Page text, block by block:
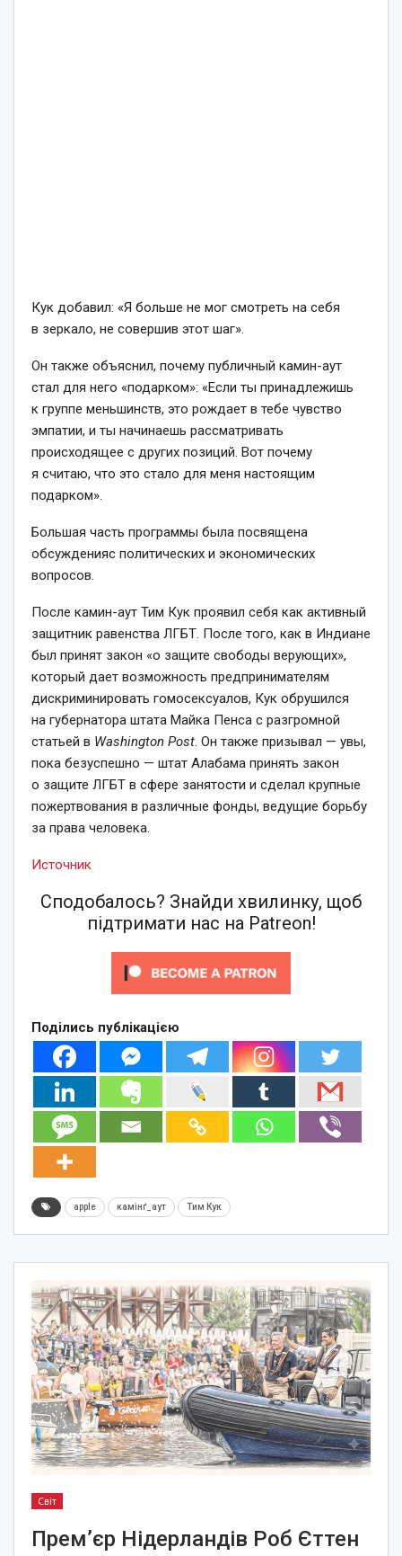
Кук добавил: «Я больше не мог смотреть на себя
в зеркало, не совершив этот шаг».
Он также объяснил, почему публичный камин-аут
стал для него «подарком»: «Если ты принадлежишь
к группе меньшинств, это рождает в тебе чувство
эмпатии, и ты начинаешь рассматривать
происходящее с других позиций. Вот почему
я считаю, что это стало для меня настоящим
подарком».
Большая часть программы была посвящена
обсужденияс политических и экономических
вопросов.
После камин-аут Тим Кук проявил себя как активный
защитник равенства ЛГБТ. После того, как в Индиане
был принят закон «о защите свободы верующих»,
который дает возможность предпринимателям
дискриминировать гомосексуалов, Кук обрушился
на губернатора штата Майка Пенса с разгромной
статьей в Washington Post. Он также призывал — увы,
пока безуспешно — штат Алабама принять закон
о защите ЛГБТ в сфере занятости и сделал крупные
пожертвования в различные фонды, ведущие борьбу
за права человека.
Источник
Сподобалось? Знайди хвилинку, щоб
підтримати нас на Patreon!
Поділись публікацією
apple камінґ_аут Тим Кук
Світ
Прем’єр Нідерландів Роб Єттен